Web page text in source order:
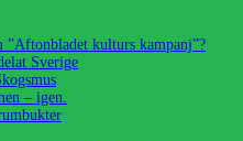
kulturs kampanj”?
Sverige
– igen.